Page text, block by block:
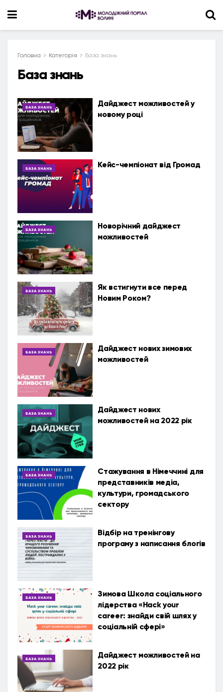
Головна Категорія База знань
База знань
БАЗА ЗНАНЬ
Дайджест можливостей у
новому році
БАЗА ЗНАНЬ Кейс-чемпіонат від Громад
БАЗА ЗНАНЬ
Новорічний дайджест
можливостей
БАЗА ЗНАНЬ
Як встигнути все перед
Новим Роком?
БАЗА ЗНАНЬ
Дайджест нових зимових
можливостей
БАЗА ЗНАНЬ
Дайджест нових
можливостей на 2022 рік
БАЗА ЗНАНЬ
​​Стажування в Німеччині для
представників медіа,
культури, громадського
сектору
БАЗА ЗНАНЬ
Відбір на тренінгову
програму з написання блогів
БАЗА ЗНАНЬ
Зимова Школа соціального
лідерства «Hack your
career: знайди свій шлях у
соціальній сфері»
БАЗА ЗНАНЬ
Дайджест можливостей на
2022 рік